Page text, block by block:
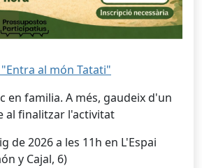
al món Tatati"
en familia. A més, gaudeix d'un
al finalitzar l'activitat
de 2026 a les 11h en L'Espai
y Cajal, 6)